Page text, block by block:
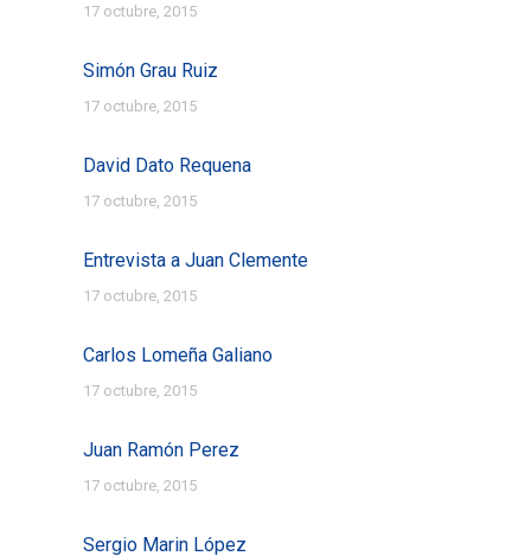
17 octubre, 2015
Simón Grau Ruiz
17 octubre, 2015
David Dato Requena
17 octubre, 2015
Entrevista a Juan Clemente
17 octubre, 2015
Carlos Lomeña Galiano
17 octubre, 2015
Juan Ramón Perez
17 octubre, 2015
Sergio Marin López